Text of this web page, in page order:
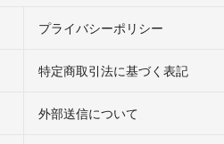
プライバシーポリシー
特定商取引法に基づく表記
外部送信について